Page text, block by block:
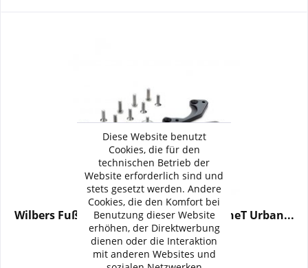
Wilbers Fußrastentiegerlegung für R nineT Urban...
159,90 € *
Diese Website benutzt
Cookies, die für den
technischen Betrieb der
Website erforderlich sind und
stets gesetzt werden. Andere
Cookies, die den Komfort bei
Benutzung dieser Website
erhöhen, der Direktwerbung
dienen oder die Interaktion
mit anderen Websites und